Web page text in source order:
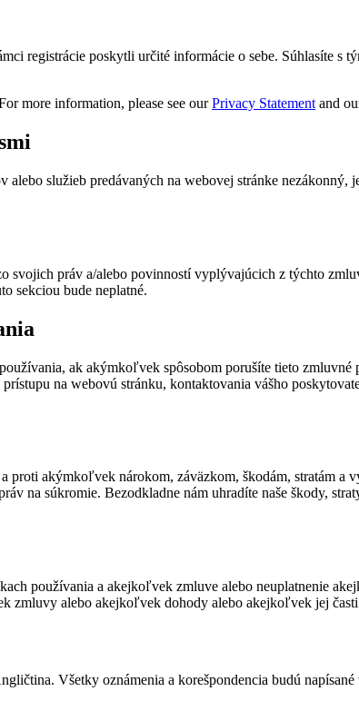
registrácie poskytli určité informácie o sebe. Súhlasíte s
more information, please see ourPrivacy Statement and
služieb predávaných na webovej stránke
práv a/alebo povinností vyplývajúcich z týchto
sekciou bude neplatné.
ak akýmkoľvek spôsobom porušíte tieto
na webovú stránku, kontaktovania vášho
proti akýmkoľvek nárokom, záväzkom, škodám, stratám a
na súkromie. Bezodkladne nám uhradíte naše škody,
používania a akejkoľvek zmluve alebo neuplatnenie
alebo akejkoľvek dohody alebo akejkoľvek jej
Všetky oznámenia a korešpondencia budú